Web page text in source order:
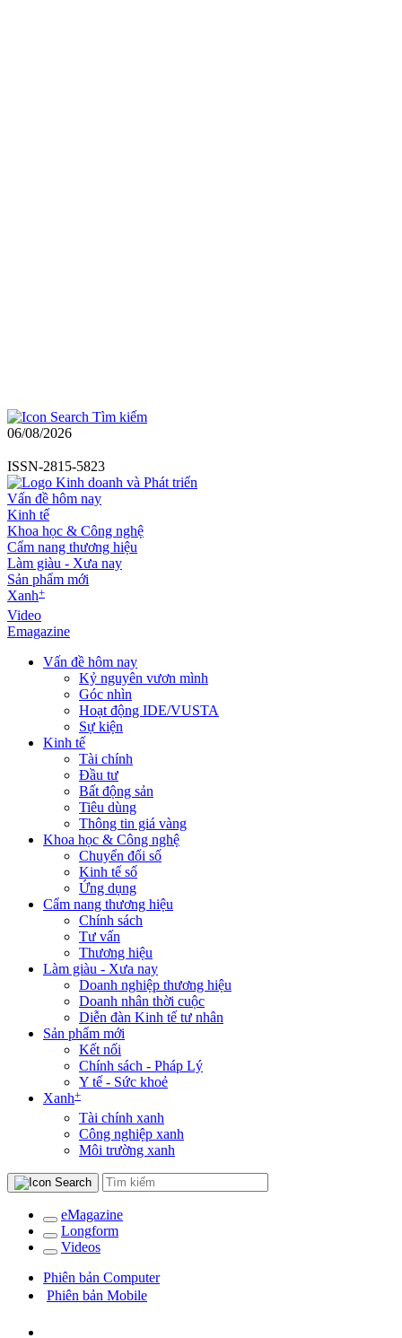
Tìm kiếm
06/08/2026
ISSN-2815-5823
Vấn đề hôm nay
Kinh tế
Khoa học & Công nghệ
Cẩm nang thương hiệu
Làm giàu - Xưa nay
Sản phẩm mới
Xanh+
Video
Emagazine
Vấn đề hôm nay
Kỷ nguyên vươn mình
Góc nhìn
Hoạt động IDE/VUSTA
Sự kiện
Kinh tế
Tài chính
Đầu tư
Bất động sản
Tiêu dùng
Thông tin giá vàng
Khoa học & Công nghệ
Chuyển đổi số
Kinh tế số
Ứng dụng
Cẩm nang thương hiệu
Chính sách
Tư vấn
Thương hiệu
Làm giàu - Xưa nay
Doanh nghiệp thương hiệu
Doanh nhân thời cuộc
Diễn đàn Kinh tế tư nhân
Sản phẩm mới
Kết nối
Chính sách - Pháp Lý
Y tế - Sức khoẻ
Xanh+
Tài chính xanh
Công nghiệp xanh
Môi trường xanh
eMagazine
Longform
Videos
Phiên bản Computer
Phiên bản Mobile